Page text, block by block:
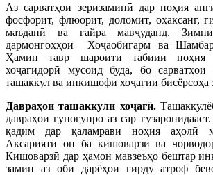
Аз сарватҳои зеризаминӣ дар ноҳия
фосфорит, флюорит, доломит, оҳаксанг,
маъданӣ ва ғайра мавҷуданд.
дармонгоҳҳои Хоҷаобигарм ва
Ҳамин тавр шароити табиии ноҳия
хоҷагидорӣ мусоид буда, бо
ташаккул ва инкишофи хоҷагии бисёрсоҳа
Давраҳои ташаккули хоҷагӣ.
давраҳои гуногунро аз сар
қадим дар қаламрави ноҳия аҳолӣ
Аксарияти он ба кишоварзӣ ва
Кишоварзӣ дар ҳамон мавзеъҳо бештар
замин аз оби дарёҳои гирду атроф